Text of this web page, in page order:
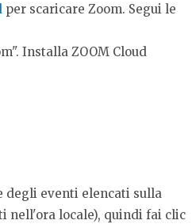
per scaricare Zoom. Segui le
Installa ZOOM Cloud
degli eventi elencati sulla
nell'ora locale), quindi fai clic